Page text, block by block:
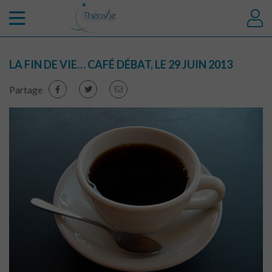
LA FIN DE VIE… CAFÉ DÉBAT, LE 29 JUIN 2013
Partage